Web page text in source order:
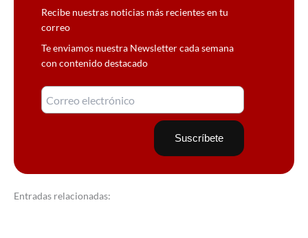
Recibe nuestras noticias más recientes en tu
correo
Te enviamos nuestra Newsletter cada semana
con contenido destacado
Entradas relacionadas: